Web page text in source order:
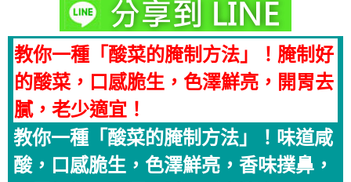
教你一種「酸菜的腌制方法」！腌制好
的酸菜，口感脆生，色澤鮮亮，開胃去
膩，老少適宜！
教你一種「酸菜的腌制方法」！味道咸
酸，口感脆生，色澤鮮亮，香味撲鼻，